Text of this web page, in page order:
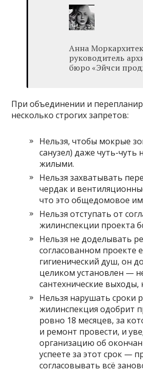
Анна
руководитель
бюро «Эйчси
При объединении и
несколько строгих запретов:
Нельзя, чтобы мокрые
санузел) даже чуть-чуть
жилыми.
Нельзя захватывать
чердак и
что это общедомовое
Нельзя отступать от
жилинспекции проекта
Нельзя не доделывать
согласованном проекте
гигиенический душ, он
целиком установлен —
сантехнические выходы,
Нельзя нарушать сроки
жилинспекция одобрит
ровно 18 месяцев, за
и ремонт провести, и
организацию об
успеете за этот срок —
согласовывать всё